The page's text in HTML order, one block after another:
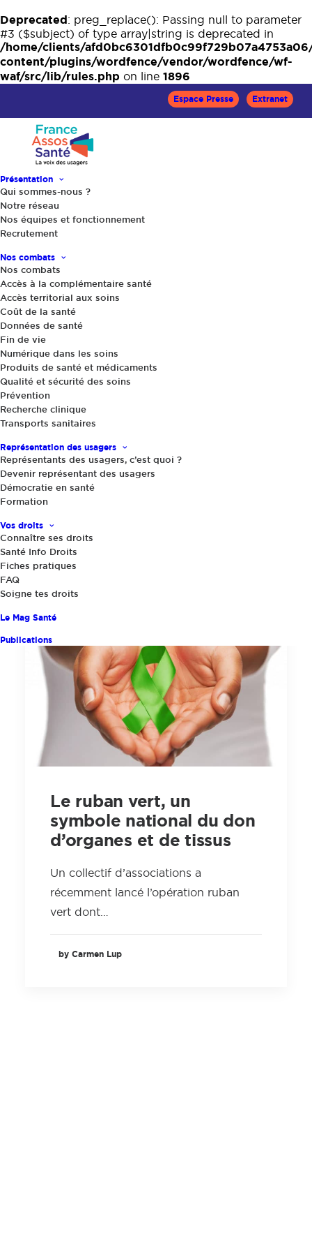
Deprecated: preg_replace(): Passing null to parameter
#3 ($subject) of type array|string is deprecated in
/home/clients/
content/plugins/wordfence/vendor/wordfence/wf-
waf/src/lib/rules.php on line 1896
Espace Presse Extranet
Présentation
Qui sommes-nous ?
Notre réseau
Nos équipes et fonctionnement
Recrutement
Nos combats
Nos combats
Accès à la complémentaire santé
Accès territorial aux soins
Coût de la santé
Données de santé
Fin de vie
Numérique dans les soins
Produits de santé et médicaments
Qualité et sécurité des soins
Prévention
Recherche clinique
Transports sanitaires
Représentation des usagers
Représentants des usagers, c’est quoi ?
Devenir représentant des usagers
Démocratie en santé
Formation
Vos droits
Connaître ses droits
Santé Info Droits
Fiches pratiques
FAQ
Soigne tes droits
Le Mag Santé
Publications
Cannabis thérapeutique :
l’expérimentation
L’Agence nationale de sécurité du
vert pour…
by Carmen Lup
Le ruban vert, un
symbole national du don
d’organes et de tissus
Un collectif d’associations a
récemment lancé l’opération ruban
vert dont…
by Carmen Lup